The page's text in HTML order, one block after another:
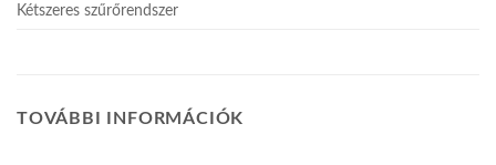
Kétszeres szűrőrendszer
TOVÁBBI INFORMÁCIÓK